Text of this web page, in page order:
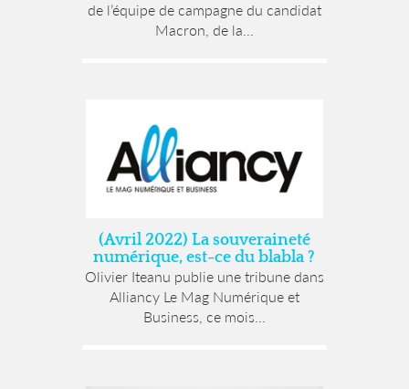
de l’équipe de campagne du candidat
Macron, de la...
(Avril 2022) La souveraineté
numérique, est-ce du blabla ?
Olivier Iteanu publie une tribune dans
Alliancy Le Mag Numérique et
Business, ce mois...